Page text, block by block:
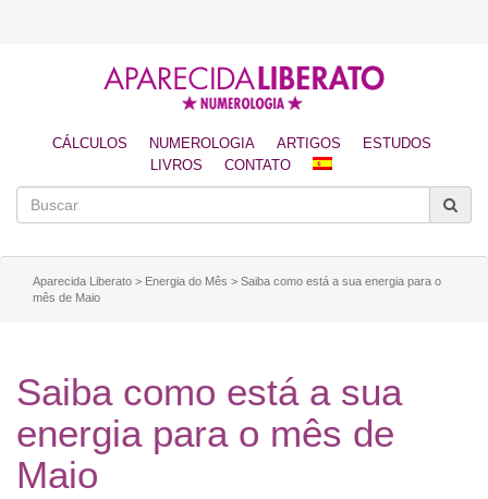
CÁLCULOS NUMEROLOGIA ARTIGOS
ESTUDOS
LIVROS
CONTATO
Aparecida Liberato > Energia do Mês > Saiba como está a sua energia para o
mês de Maio
Saiba como está a sua
energia para o mês de
Maio